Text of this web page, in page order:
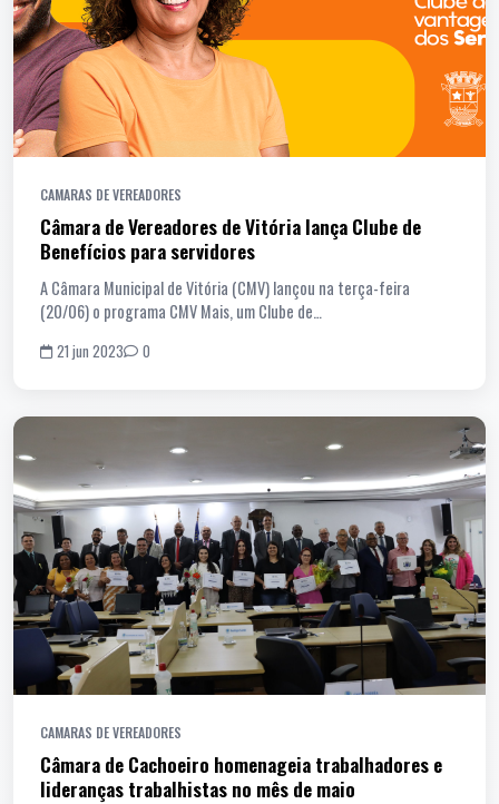
CAMARAS DE VEREADORES
Câmara de Vereadores de Vitória lança Clube de
Benefícios para servidores
A Câmara Municipal de Vitória (CMV) lançou na terça-feira
(20/06) o programa CMV Mais, um Clube de…
21 jun 2023 0
CAMARAS DE VEREADORES
Câmara de Cachoeiro homenageia trabalhadores e
lideranças trabalhistas no mês de maio